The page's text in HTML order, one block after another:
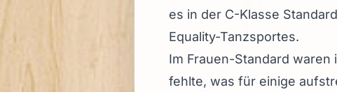
es in der C-Klasse
Equality-Tanzsportes.
Im Frauen-Standard waren
fehlte, was für einige